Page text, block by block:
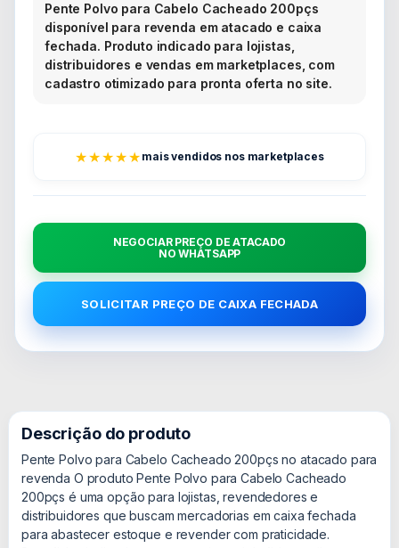
Pente Polvo para Cabelo Cacheado 200pçs
disponível para revenda em atacado e caixa
fechada. Produto indicado para lojistas,
distribuidores e vendas em marketplaces, com
cadastro otimizado para pronta oferta no site.
★★★★★ mais vendidos nos marketplaces
NEGOCIAR PREÇO DE ATACADO
NO WHATSAPP
SOLICITAR PREÇO DE CAIXA FECHADA
Descrição do produto
Pente Polvo para Cabelo Cacheado 200pçs no atacado para
revenda O produto Pente Polvo para Cabelo Cacheado
200pçs é uma opção para lojistas, revendedores e
distribuidores que buscam mercadorias em caixa fechada
para abastecer estoque e revender com praticidade.